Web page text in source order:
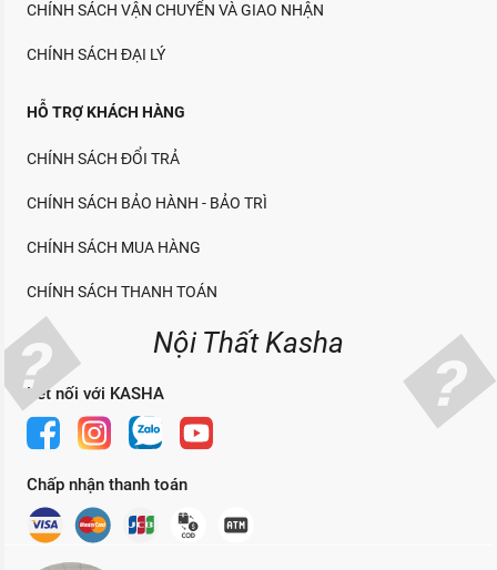
CHÍNH SÁCH VẬN CHUYỂN VÀ GIAO NHẬN
CHÍNH SÁCH ĐẠI LÝ
HỖ TRỢ KHÁCH HÀNG
CHÍNH SÁCH ĐỔI TRẢ
CHÍNH SÁCH BẢO HÀNH - BẢO TRÌ
CHÍNH SÁCH MUA HÀNG
CHÍNH SÁCH THANH TOÁN
Nội Thất Kasha
Kết nối với KASHA
Chấp nhận thanh toán